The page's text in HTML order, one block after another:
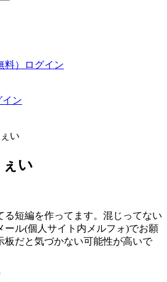
） ログイン
い
る短編を作ってます。混じってない
ール(個人サイト内メルフォ)でお願
板だと気づかない可能性が高いで